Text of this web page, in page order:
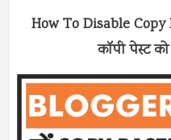
How To Disable Copy
कॉपी पेस्ट